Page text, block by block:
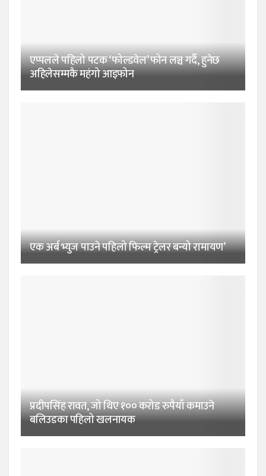
एप्पलले पहिलो पटक ‘फोल्डवेल’ फोन लञ्च गर्दै, हुनेछ
अहिलेसम्मकै महंगो आइफोन
एक अर्ब भ्युज पाउने पहिलो फिल्म ट्रेलर बन्यो रामायण’
प्रदीपसिंह रावत, जो थिए १०० करोड रुपैयाँ कमाउने
बलिउडका पहिलो खलनायक